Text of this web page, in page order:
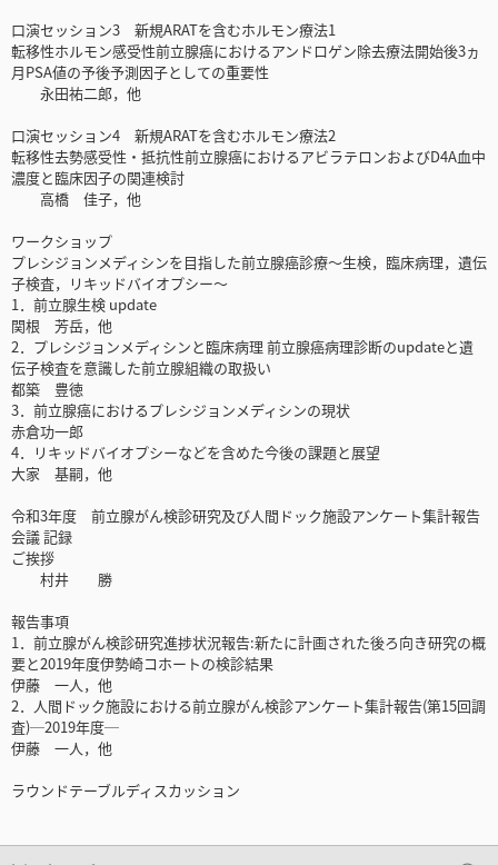
口演セッション3 新規ARATを含むホルモン療法1
転移性ホルモン感受性前立腺癌におけるアンドロゲン除去療法開始後3ヵ
月PSA値の予後予測因子としての重要性
永田祐二郎，他
口演セッション4 新規ARATを含むホルモン療法2
転移性去勢感受性・抵抗性前立腺癌におけるアビラテロンおよびD4A血中
濃度と臨床因子の関連検討
高橋 佳子，他
ワークショップ
プレシジョンメディシンを目指した前立腺癌診療～生検，臨床病理，遺伝
子検査，リキッドバイオプシー～
1．前立腺生検 update
関根 芳岳，他
2．プレシジョンメディシンと臨床病理 前立腺癌病理診断のupdateと遺
伝子検査を意識した前立腺組織の取扱い
都築 豊徳
3．前立腺癌におけるプレシジョンメディシンの現状
赤倉功一郎
4．リキッドバイオプシーなどを含めた今後の課題と展望
大家 基嗣，他
令和3年度 前立腺がん検診研究及び人間ドック施設アンケート集計報告
会議 記録
ご挨拶
村井 勝
報告事項
1．前立腺がん検診研究進捗状況報告:新たに計画された後ろ向き研究の概
要と2019年度伊勢崎コホートの検診結果
伊藤 一人，他
2．人間ドック施設における前立腺がん検診アンケート集計報告(第15回調
査)─2019年度─
伊藤 一人，他
ラウンドテーブルディスカッション